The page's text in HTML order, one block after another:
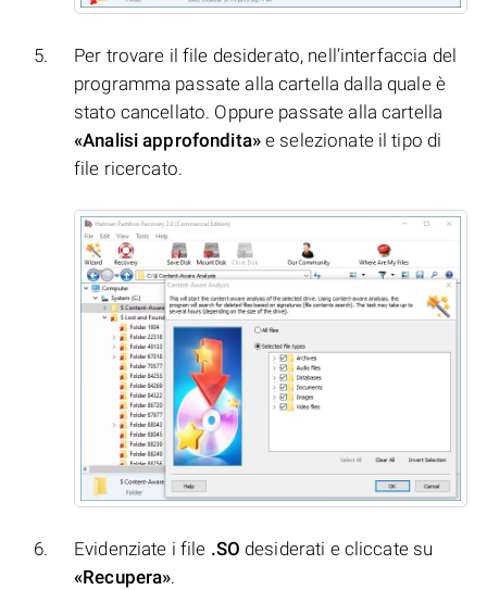
Per trovare il file desiderato, nell’interfaccia del
programma passate alla cartella dalla quale è
stato cancellato. Oppure passate alla cartella
«Analisi approfondita»e selezionate il tipo di
file ricercato.
Evidenziate i file .SO desiderati e cliccate su
«Recupera».